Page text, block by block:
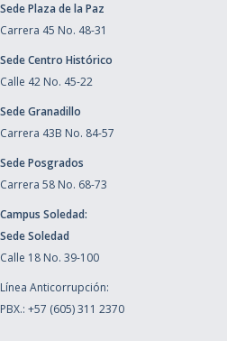
Sede Plaza de la Paz
Carrera 45 No. 48-31
Sede Centro Histórico
Calle 42 No. 45-22
Sede Granadillo
Carrera 43B No. 84-57
Sede Posgrados
Carrera 58 No. 68-73
Campus Soledad:
Sede Soledad
Calle 18 No. 39-100
Línea Anticorrupción:
PBX.: +57 (605) 311 2370